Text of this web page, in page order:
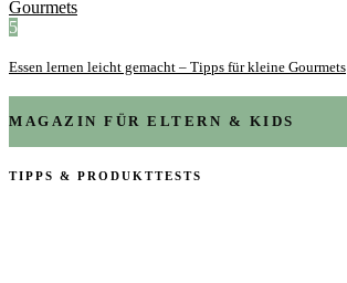
5
Essen lernen leicht gemacht – Tipps für kleine Gourmets
MAGAZIN FÜR ELTERN & KIDS
TIPPS & PRODUKTTESTS